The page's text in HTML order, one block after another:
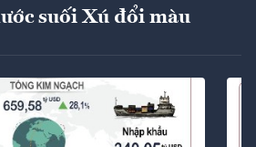
suối Xú đổi màu